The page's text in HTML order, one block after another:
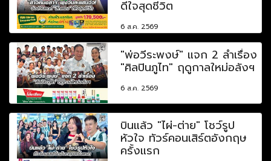
ดีใจสุดชีวิต
6 ส.ค. 2569
"พ่อวีระพงษ์" แจก 2 ลำเรื่อง
"ศิลปินภูไท" ฤดูกาลใหม่อลังฯ
6 ส.ค. 2569
บินแล้ว "ไผ่-ต่าย" โชว์รูป
หัวใจ ทัวร์คอนเสิร์ตอังกฤษ
ครั้งแรก